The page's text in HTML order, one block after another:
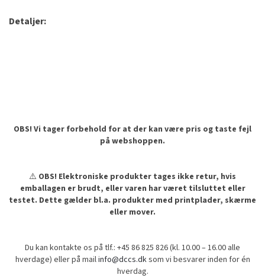
Detaljer:
OBS! Vi tager forbehold for at der kan være pris og taste fejl
på webshoppen.
⚠️ OBS! Elektroniske produkter tages ikke retur, hvis
emballagen er brudt, eller varen har været tilsluttet eller
testet. Dette gælder bl.a. produkter med printplader, skærme
eller mover.
Du kan kontakte os på tlf.: +45 86 825 826 (kl. 10.00 – 16.00 alle
hverdage) eller på mailinfo@dccs.dksom vi besvarer inden for én
hverdag.